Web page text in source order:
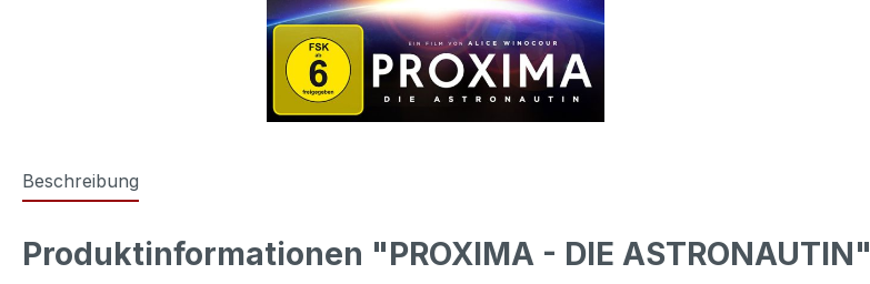
Beschreibung
Produktinformationen "PROXIMA - DIE ASTRONAUTIN"